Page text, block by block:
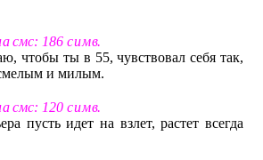
асмс: 186 с и м в.
чтобы ты в 55, чувствовал себя так,
смелым и милым.
асмс: 120 с и м в.
пусть идет на взлет, растет всегда